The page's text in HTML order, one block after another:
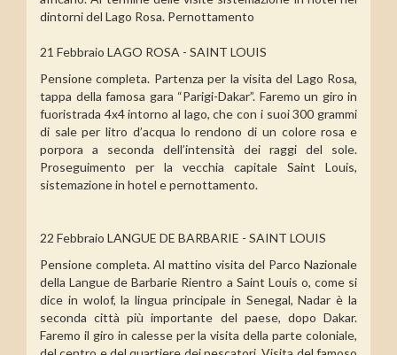
dintorni del Lago Rosa. Pernottamento
21 Febbraio LAGO ROSA - SAINT LOUIS
Pensione completa. Partenza per la visita del Lago Rosa,
tappa della famosa gara “Parigi-Dakar”. Faremo un giro in
fuoristrada 4x4 intorno al lago, che con i suoi 300 grammi
di sale per litro d’acqua lo rendono di un colore rosa e
porpora a seconda dell’intensità dei raggi del sole.
Proseguimento per la vecchia capitale Saint Louis,
sistemazione in hotel e pernottamento.
22 Febbraio LANGUE DE BARBARIE - SAINT LOUIS
Pensione completa. Al mattino visita del Parco Nazionale
della Langue de Barbarie Rientro a Saint Louis o, come si
dice in wolof, la lingua principale in Senegal, Nadar è la
seconda città più importante del paese, dopo Dakar.
Faremo il giro in calesse per la visita della parte coloniale,